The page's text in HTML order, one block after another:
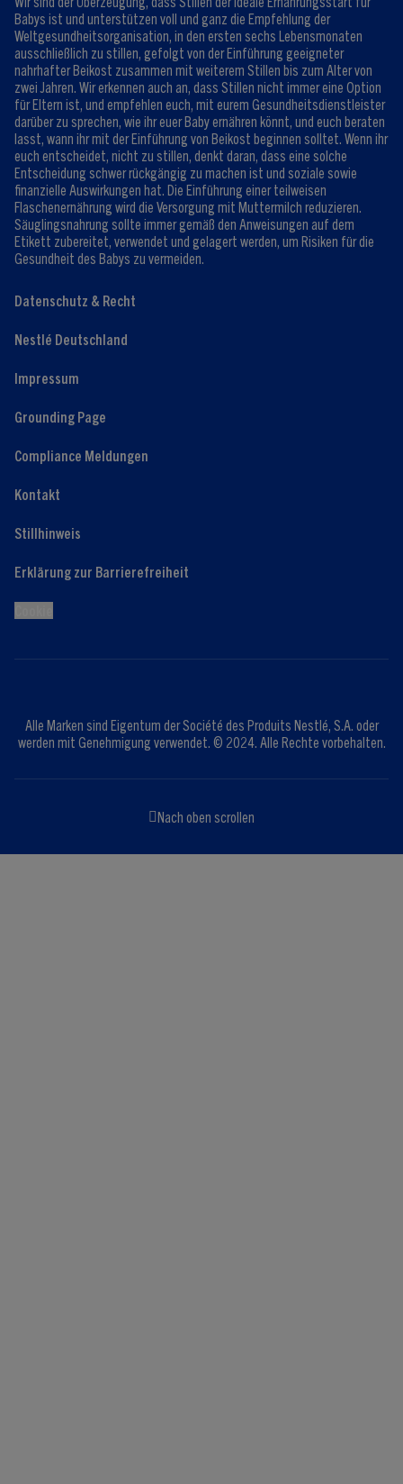
Registrieren/Anmelden
Babys ist und unterstützen voll und ganz die Empfehlung der
Weltgesundheitsorganisation, in den ersten sechs Lebensmonaten
ausschließlich zu stillen, gefolgt von der Einführung geeigneter
nahrhafter Beikost zusammen mit weiterem Stillen bis zum Alter von
zwei Jahren. Wir erkennen auch an, dass Stillen nicht immer eine Option
für Eltern ist, und empfehlen euch, mit eurem Gesundheitsdienstleister
darüber zu sprechen, wie ihr euer Baby ernähren könnt, und euch beraten
lasst, wann ihr mit der Einführung von Beikost beginnen solltet. Wenn ihr
euch entscheidet, nicht zu stillen, denkt daran, dass eine solche
Entscheidung schwer rückgängig zu machen ist und soziale sowie
finanzielle Auswirkungen hat. Die Einführung einer teilweisen
Flaschenernährung wird die Versorgung mit Muttermilch reduzieren.
Säuglingsnahrung sollte immer gemäß den Anweisungen auf dem
Etikett zubereitet, verwendet und gelagert werden, um Risiken für die
Gesundheit des Babys zu vermeiden.
Datenschutz & Recht
Nestlé Deutschland
Impressum
Grounding Page
Compliance Meldungen
Kontakt
Stillhinweis
Erklärung zur Barrierefreiheit
Alle Marken sind Eigentum der Société des Produits Nestlé, S.A. oder
werden mit Genehmigung verwendet. © 2024. Alle Rechte vorbehalten.
Nach oben scrollen